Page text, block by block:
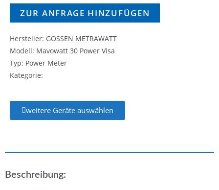
ZUR ANFRAGE HINZUFÜGEN
Hersteller: GOSSEN METRAWATT
Modell: Mavowatt 30 Power Visa
Typ: Power Meter
Kategorie:
weitere Geräte auswählen
Beschreibung: